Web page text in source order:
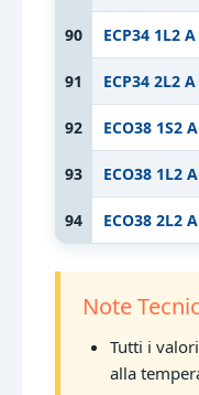
90 ECP34 1L2 A
91 ECP34 2L2 A
92 ECO38 1S2 A
93 ECO38 1L2 A
94 ECO38 2L2 A
Note
Tutti i
alla